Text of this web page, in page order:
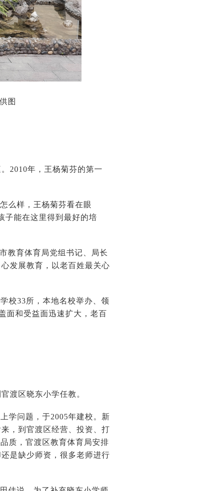
图
2010年，王杨菊芬的第一
么样，王杨菊芬看在眼
子能在这里得到最好的培
教育体育局党组书记、局长
发展教育，以老百姓最关心
校33所，本地名校举办、领
面和受益面迅速扩大，老百
渡区晓东小学任教。
学问题，于2005年建校。新
，到官渡区经营、投资、打
质，官渡区教育体育局安排
是缺少师资，很多老师进行